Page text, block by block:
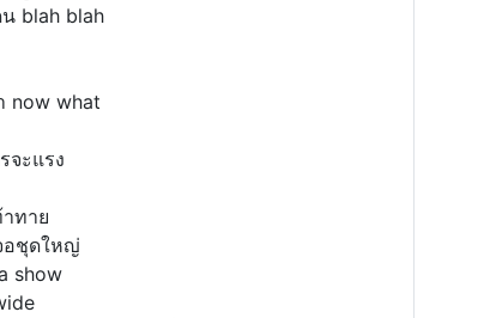
blah blah
now what
จะแรง
ทาย
อชุดใหญ่
show